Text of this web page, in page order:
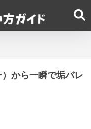
から一瞬で垢バレ